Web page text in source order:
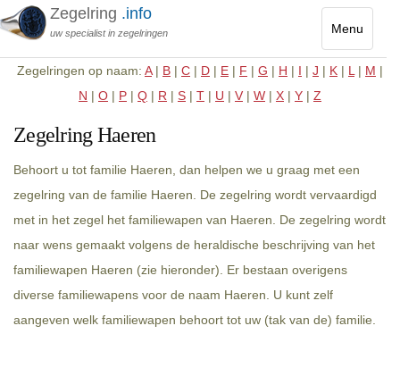
Menu
Toggle
Zegelring .info
uw specialist in zegelringen
Zegelringen op naam: A| B | C | D | E | F | G | H | I | J | K | L | M |
N | O | P | Q | R | S | T | U | V | W | X | Y | Z
Zegelring Haeren
Behoort u tot familie Haeren, dan helpen we u graag met een
zegelring van de familie Haeren. De zegelring wordt vervaardigd
met in het zegel het familiewapen van Haeren. De zegelring wordt
naar wens gemaakt volgens de heraldische beschrijving van het
familiewapen Haeren (zie hieronder). Er bestaan overigens
diverse familiewapens voor de naam Haeren. U kunt zelf
aangeven welk familiewapen behoort tot uw (tak van de) familie.